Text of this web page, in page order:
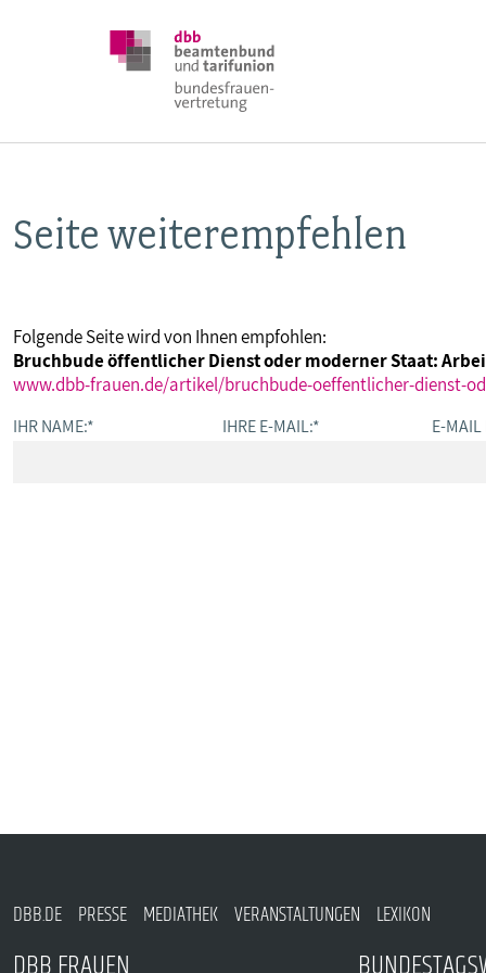
DBB FRAUEN
POSITIONEN
Seite weiterempfehlen
Folgende Seite wird von Ihnen empfohlen:
Bruchbude öffentlicher Dienst oder moderner Staat:
www.dbb-frauen.de/artikel/bruchbude-oeffentlicher-dienst-
IHR NAME:* IHRE E-MAIL:* E-MAIL
DBB.DE PRESSE MEDIATHEK VERANSTALTUNGEN LEXIKON